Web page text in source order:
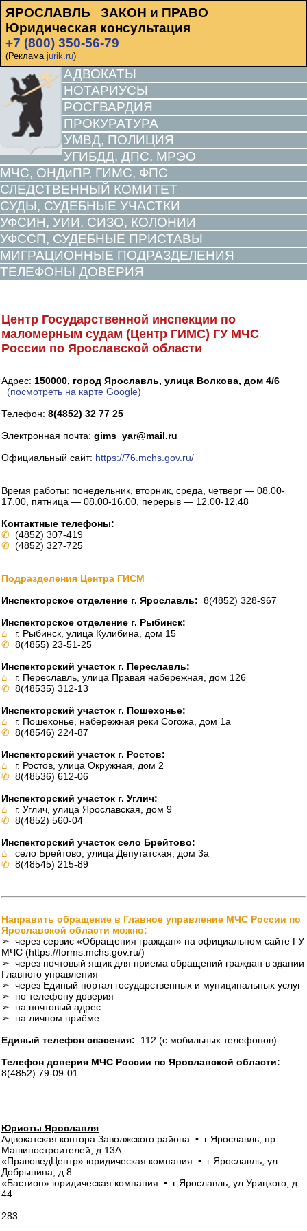
ЯРОСЛАВЛЬ ЗАКОН и ПРАВО
Юридическая консультация
+7 (800) 350-56-79
(Реклама jurik.ru)
АДВОКАТЫ
НОТАРИУСЫ
РОСГВАРДИЯ
ПРОКУРАТУРА
УМВД, ПОЛИЦИЯ
УГИБДД, ДПС, МРЭО
МЧС, ОНДиПР, ГИМС, ФПС
СЛЕДСТВЕННЫЙ КОМИТЕТ
СУДЫ, СУДЕБНЫЕ УЧАСТКИ
УФСИН, УИИ, СИЗО, КОЛОНИИ
УФССП, СУДЕБНЫЕ ПРИСТАВЫ
МИГРАЦИОННЫЕ ПОДРАЗДЕЛЕНИЯ
ТЕЛЕФОНЫ ДОВЕРИЯ
Центр Государственной инспекции по
маломерным судам (Центр ГИМС) ГУ МЧС
России по Ярославской области
Адрес: 150000, город Ярославль, улица Волкова, дом 4/6
(посмотреть на карте Google)
Телефон: 8(4852) 32 77 25
Электронная почта: gims_yar@mail.ru
Официальный сайт: https://76.mchs.gov.ru/
Время работы: понедельник, вторник, среда, четверг — 08.00-
17.00, пятница — 08.00-16.00, перерыв — 12.00-12.48
Контактные телефоны:
✆ (4852) 307-419
✆ (4852) 327-725
Подразделения Центра ГИСМ
Инспекторское отделение г. Ярославль: 8(4852) 328-967
Инспекторское отделение г. Рыбинск:
⌂ г. Рыбинск, улица Кулибина, дом 15
✆ 8(4855) 23-51-25
Инспекторский участок г. Переславль:
⌂ г. Переславль, улица Правая набережная, дом 126
✆ 8(48535) 312-13
Инспекторский участок г. Пошехонье:
⌂ г. Пошехонье, набережная реки Согожа, дом 1а
✆ 8(48546) 224-87
Инспекторский участок г. Ростов:
⌂ г. Ростов, улица Окружная, дом 2
✆ 8(48536) 612-06
Инспекторский участок г. Углич:
⌂ г. Углич, улица Ярославская, дом 9
✆ 8(4852) 560-04
Инспекторский участок село Брейтово:
⌂ село Брейтово, улица Депутатская, дом 3а
✆ 8(48545) 215-89
Направить обращение в Главное управление МЧС России по
Ярославской области можно:
➢ через сервис «Обращения граждан» на официальном сайте ГУ
МЧС (https://forms.mchs.gov.ru/)
➢ через почтовый ящик для приема обращений граждан в здании
Главного управления
➢ через Единый портал государственных и муниципальных услуг
➢ по телефону доверия
➢ на почтовый адрес
➢ на личном приёме
Единый телефон спасения: 112 (с мобильных телефонов)
Телефон доверия МЧС России по Ярославской области:
8(4852) 79-09-01
Юристы Ярославля
Адвокатская контора Заволжского района • г Ярославль, пр
Машиностроителей, д 13А
«ПравоведЦентр» юридическая компания • г Ярославль, ул
Добрынина, д 8
«Бастион» юридическая компания • г Ярославль, ул Урицкого, д
44
283